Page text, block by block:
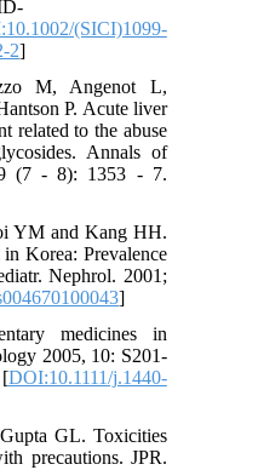
(SICI)1099-
2
Rizzo M, Angenot L,
Hantson P. Acute liver
related to the abuse
glycosides. Annals of
39 (7 - 8): 1353 - 7.
YM and Kang HH.
in Korea: Prevalence
Pediatr. Nephrol. 2001;
s004670100043
medicines in
2005, 10: S201-
[DOI:10.1111/j.1440-
Gupta GL. Toxicities
with precautions. JPR.